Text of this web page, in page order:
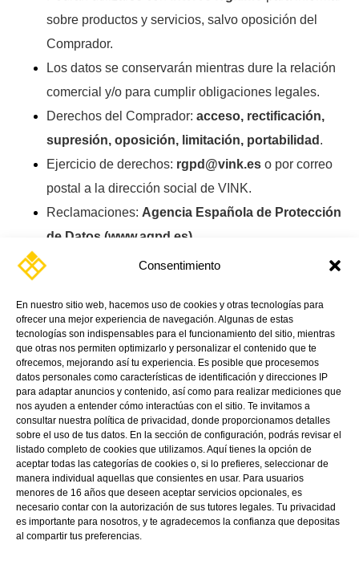
Consentimiento
En nuestro sitio web, hacemos uso de cookies y otras tecnologías para
ofrecer una mejor experiencia de navegación. Algunas de estas
tecnologías son indispensables para el funcionamiento del sitio, mientras
que otras nos permiten optimizarlo y personalizar el contenido que te
ofrecemos, mejorando así tu experiencia. Es posible que procesemos
datos personales como características de identificación y direcciones IP
para adaptar anuncios y contenido, así como para realizar mediciones que
nos ayuden a entender cómo interactúas con el sitio. Te invitamos a
consultar nuestra política de privacidad, donde proporcionamos detalles
sobre el uso de tus datos. En la sección de configuración, podrás revisar el
listado completo de cookies que utilizamos. Aquí tienes la opción de
aceptar todas las categorías de cookies o, si lo prefieres, seleccionar de
manera individual aquellas que consientes en usar. Para usuarios
menores de 16 años que deseen aceptar servicios opcionales, es
necesario contar con la autorización de sus tutores legales. Tu privacidad
es importante para nosotros, y te agradecemos la confianza que depositas
al compartir tus preferencias.
sobre productos y servicios, salvo oposición del
Comprador.
Los datos se conservarán mientras dure la relación
comercial y/o para cumplir obligaciones legales.
Derechos del Comprador: acceso, rectificación,
supresión, oposición, limitación, portabilidad .
Ejercicio de derechos: rgpd@vink.es o por correo
postal a la dirección social de VINK.
Reclamaciones: Agencia Española de Protección
de Datos (www.agpd.es)
Linkedin Youtube
Directions